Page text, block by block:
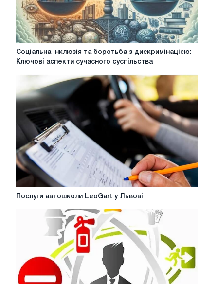
Соціальна
інклюзія
боротьба
дискримінацією:
Ключові
аспекти
сучасного
суспільства
Соціальна інклюзія та боротьба з дискримінацією:
Ключові аспекти сучасного суспільства
Послуги
Послуги автошколи LeoGart у Львові